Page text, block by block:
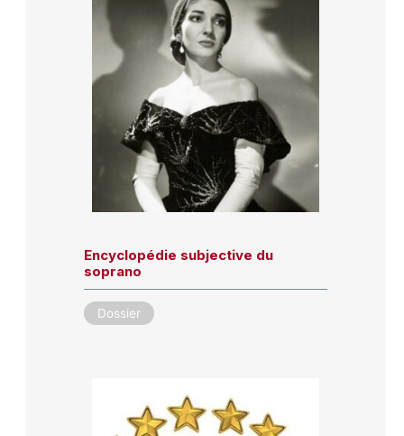
Encyclopédie subjective du
soprano
Dossier